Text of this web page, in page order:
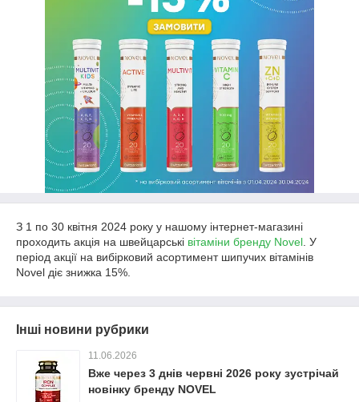
З 1 по 30 квітня 2024 року у нашому інтернет-магазині
проходить акція на швейцарські вітаміни бренду Novel . У
період акції на вибірковий асортимент шипучих вітамінів
Novel діє знижка 15%.
Інші новини рубрики
11.06.2026
Вже через 3 днів червні 2026 року зустрічай
новінку бренду NOVEL